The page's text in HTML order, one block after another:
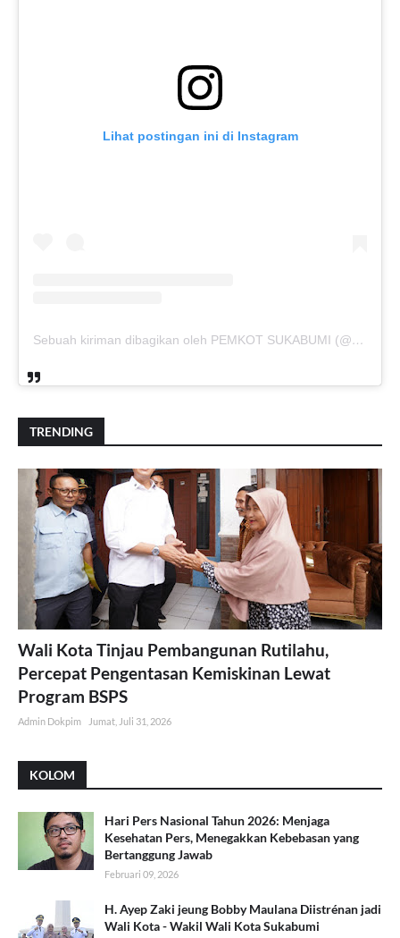
Lihat postingan ini di Instagram
Sebuah kiriman dibagikan oleh PEMKOT SUKABUMI (@pemkotsukabumi_)
TRENDING
Wali Kota Tinjau Pembangunan Rutilahu,
Percepat Pengentasan Kemiskinan Lewat
Program BSPS
Admin Dokpim Jumat, Juli 31, 2026
KOLOM
Hari Pers Nasional Tahun 2026: Menjaga
Kesehatan Pers, Menegakkan Kebebasan yang
Bertanggung Jawab
Februari 09, 2026
H. Ayep Zaki jeung Bobby Maulana Diistrénan jadi
Wali Kota - Wakil Wali Kota Sukabumi